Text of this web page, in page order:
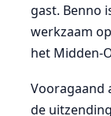
gast. Benno
werkzaam
het Midden-
Vooragaand
de